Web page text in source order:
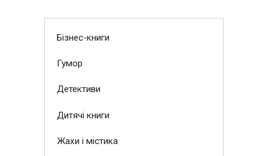
Бізнес-книги
Гумор
Детективи
Дитячі книги
Жахи і містика